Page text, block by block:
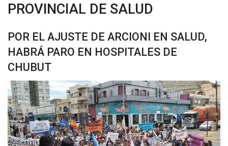
PROVINCIAL DE SALUD
POR EL AJUSTE DE ARCIONI EN SALUD,
HABRÁ PARO EN HOSPITALES DE
CHUBUT